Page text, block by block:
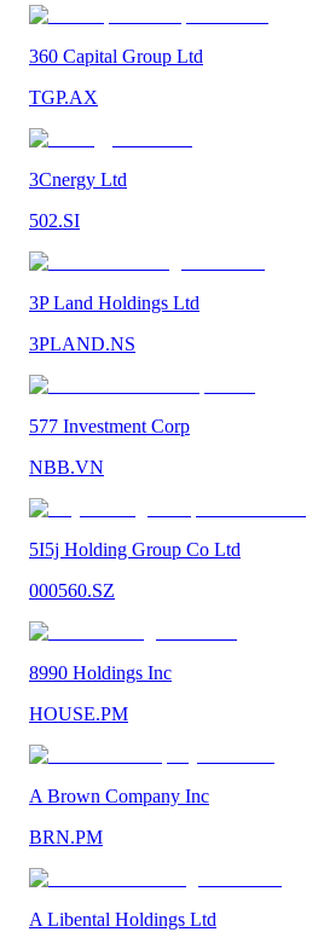
360 Capital Group Ltd
TGP.AX
3Cnergy Ltd
502.SI
3P Land Holdings Ltd
3PLAND.NS
577 Investment Corp
NBB.VN
5I5j Holding Group Co Ltd
000560.SZ
8990 Holdings Inc
HOUSE.PM
A Brown Company Inc
BRN.PM
A Libental Holdings Ltd